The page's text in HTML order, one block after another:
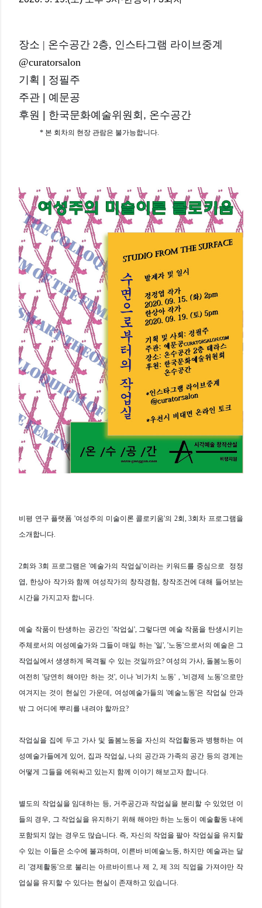
장소 | 온수공간 2층, 인스타그램 라이브중계
@curatorsalon
기획 | 정필주
주관 | 예문공
후원 | 한국문화예술위원회, 온수공간
* 본 회차의 현장 관람은 불가능합니다.
비평 연구 플랫폼 '여성주의 미술이론 콜로키움'의 2회, 3회차 프로그램을
소개합니다.
2회와 3회 프로그램은 '예술가의 작업실'이라는 키워드를 중심으로 정정
엽, 한상아 작가와 함께 여성작가의 창작경험, 창작조건에 대해 들어보는
시간을 가지고자 합니다.
예술 작품이 탄생하는 공간인 '작업실', 그렇다면 예술 작품을 탄생시키는
주체로서의 여성예술가와 그들이 매일 하는 '일', '노동'으로서의 예술은 그
작업실에서 생생하게 목격될 수 있는 것일까요? 여성의 가사, 돌봄노동이
여전히 '당연히 해야만 하는 것', 이나 '비가치 노동' , '비경제 노동'으로만
여겨지는 것이 현실인 가운데, 여성예술가들의 '예술노동'은 작업실 안과
밖 그 어디에 뿌리를 내려야 할까요?
작업실을 집에 두고 가사 및 돌봄노동을 자신의 작업활동과 병행하는 여
성예술가들에게 있어, 집과 작업실, 나의 공간과 가족의 공간 등의 경계는
어떻게 그들을 에워싸고 있는지 함께 이야기 해보고자 합니다.
별도의 작업실을 임대하는 등, 거주공간과 작업실을 분리할 수 있었던 이
들의 경우, 그 작업실을 유지하기 위해 해야만 하는 노동이 예술활동 내에
포함되지 않는 경우도 많습니다. 즉, 자신의 작업을 팔아 작업실을 유지할
수 있는 이들은 소수에 불과하며, 이른바 비예술노동, 하지만 예술과는 달
리 '경제활동'으로 불리는 아르바이트나 제 2, 제 3의 직업을 가져야만 작
업실을 유지할 수 있다는 현실이 존재하고 있습니다.